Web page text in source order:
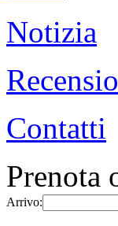
Notizia
Contatti
Prenota
Arrivo: